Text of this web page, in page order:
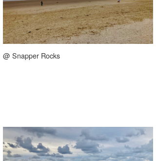
@ Snapper Rocks